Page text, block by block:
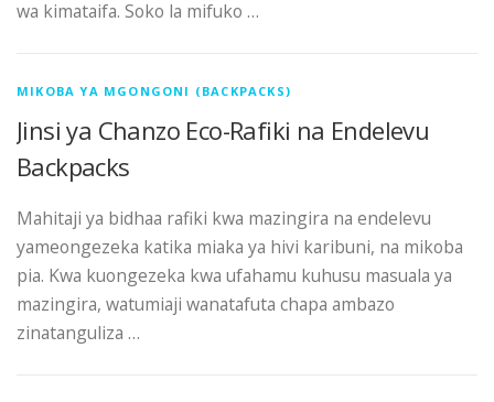
wa kimataifa. Soko la mifuko …
MIKOBA YA MGONGONI (BACKPACKS)
Jinsi ya Chanzo Eco-Rafiki na Endelevu
Backpacks
Mahitaji ya bidhaa rafiki kwa mazingira na endelevu
yameongezeka katika miaka ya hivi karibuni, na mikoba
pia. Kwa kuongezeka kwa ufahamu kuhusu masuala ya
mazingira, watumiaji wanatafuta chapa ambazo
zinatanguliza …